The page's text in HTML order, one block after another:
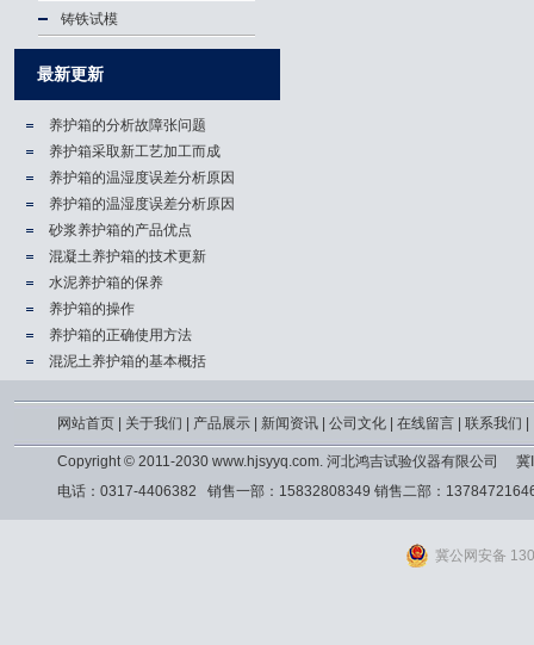
铸铁试模
最新更新
养护箱的分析故障张问题
养护箱​采取新工艺加工而成
养护箱的温湿度误差分析原因
养护箱的温湿度误差分析原因
砂浆养护箱的产品优点
混凝土养护箱的技术更新
水泥养护箱的保养
养护箱的操作
养护箱的正确使用方法
混泥土养护箱的基本概括
网站首页| 关于我们 产品展示| 新闻资讯| 公司文化| 在线留言| 联系我们
Copyright © 2011-2030 www.hjsyyq.com. 河北鸿吉试验仪器有限公司
冀
电话：0317-4406382 销售一部：15832808349 销售二部：
冀公网安备